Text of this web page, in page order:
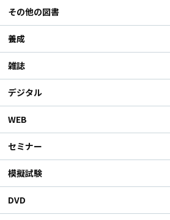
その他の図書
養成
雑誌
デジタル
WEB
セミナー
模擬試験
DVD